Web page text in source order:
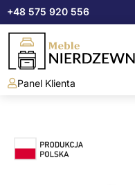
do+48 575 920 556
Panel Klienta